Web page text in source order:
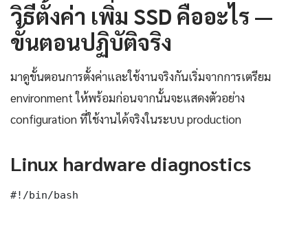
วิธีตั้งค่า เพิ่ม SSD คืออะไร —
ขั้นตอนปฏิบัติจริง
มาดูขั้นตอนการตั้งค่าและใช้งานจริงกันเริ่มจากการเตรียม
environment ให้พร้อมก่อนจากนั้นจะแสดงตัวอย่าง
configuration ที่ใช้งานได้จริงในระบบ production
Linux hardware diagnostics
#!/bin/bash